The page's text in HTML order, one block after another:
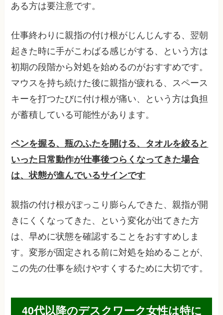
ある方は要注意です。
仕事終わりに親指の付け根がじんじんする、翌朝
起きた時に手がこわばる感じがする、という方は
初期の段階から対処を始めるのがおすすめです。
マウスを持ち続けた後に親指が疲れる、スペース
キーを打つたびに付け根が痛い、という方は負担
が蓄積している可能性があります。
ペンを握る、瓶のふたを開ける、タオルを絞ると
いった日常動作が仕事後つらくなってきた場合
は、状態が進んでいるサインです
親指の付け根がぽっこり膨らんできた、親指が開
きにくくなってきた、という変化が出てきた方
は、早めに状態を確認することをおすすめしま
す。変形が固定される前に対処を始めることが、
この先の仕事を続けやすくするために大切です。
40代以降のデスクワーク女性は特に